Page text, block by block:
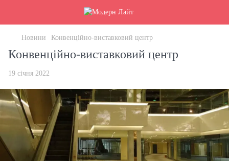
Новини Конвенційно-виставковий центр
Конвенційно-виставковий центр
19 січня 2022